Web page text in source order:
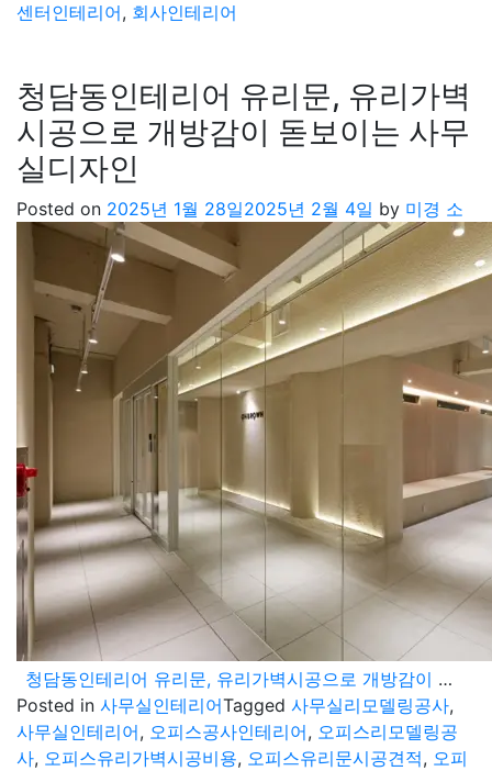
센터인테리어, 회사인테리어
청담동인테리어 유리문, 유리가벽
시공으로 개방감이 돋보이는 사무
실디자인
Posted on 2025년 1월 28일2025년 2월 4일 by 미경 소
청담동인테리어 유리문, 유리가벽시공으로 개방감이 돋보이는 사무실디자인
Posted in 사무실인테리어Tagged 사무실리모델링공사,
사무실인테리어, 오피스공사인테리어, 오피스리모델링공
사, 오피스유리가벽시공비용, 오피스유리문시공견적, 오피